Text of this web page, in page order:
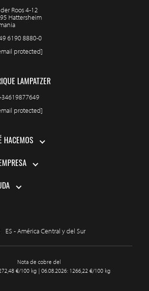
Roos 4-12
Hattersheim
6190 8880-0
protected]
LAMPATZER
protected]
HACEMOS
ES - América Central y del Sur
Nota de cobre del
€/100 kg | 06.08.2026: 1266,22 €/100 kg